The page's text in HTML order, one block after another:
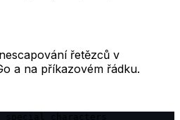
řetězců v
a na příkazovém řádku.